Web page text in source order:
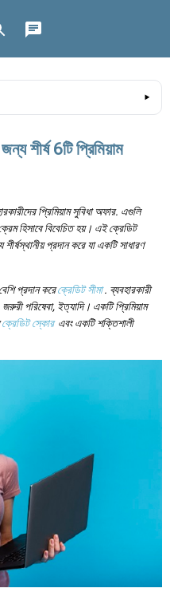
শীর্ষ 6টি প্রিমিয়াম
প্রিমিয়াম সুবিধা অফার. এগুলি
হিসাবে বিবেচিত হয়। এই ক্রেডিট
প্রদান করে যা একটি সাধারণ
প্রদান করেক্রেডিট সীমা. ব্যবহারকারী
জরুরী পরিষেবা, ইত্যাদি। একটি প্রিমিয়াম
ক্রেডিট স্কোর এবং একটি শক্তিশালী